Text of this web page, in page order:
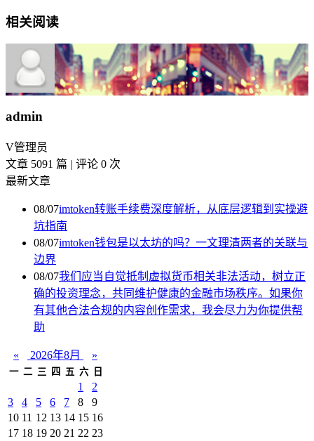
相关阅读
admin
V管理员
文章 5091 篇 | 评论 0 次
最新文章
08/07imtoken转账手续费深度解析，从底层逻辑到实操避
坑指南
08/07imtoken钱包是以太坊的吗？一文理清两者的关联与
边界
08/07我们应当自觉抵制虚拟货币相关非法活动，树立正
确的投资理念，共同维护健康的金融市场秩序。如果你
有其他合法合规的内容创作需求，我会尽力为你提供帮
助
« 2026年8月 »
一 二 三 四 五 六 日
1
2
3
4 5 6 7 8
9
10 11 12 13 14 15 16
17 18 19 20 21 22 23